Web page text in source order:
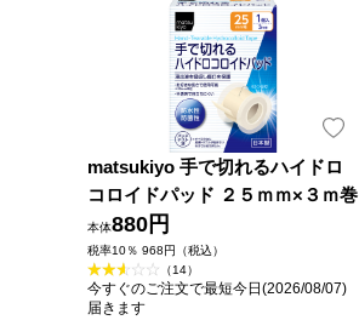
matsukiyo 手で切れるハイドロ
コロイドパッド ２５ｍｍ×３ｍ巻
本体880円
税率10％ 968円（税込）
（14）
今すぐのご注文で最短今日(2026/08/07)
届きます